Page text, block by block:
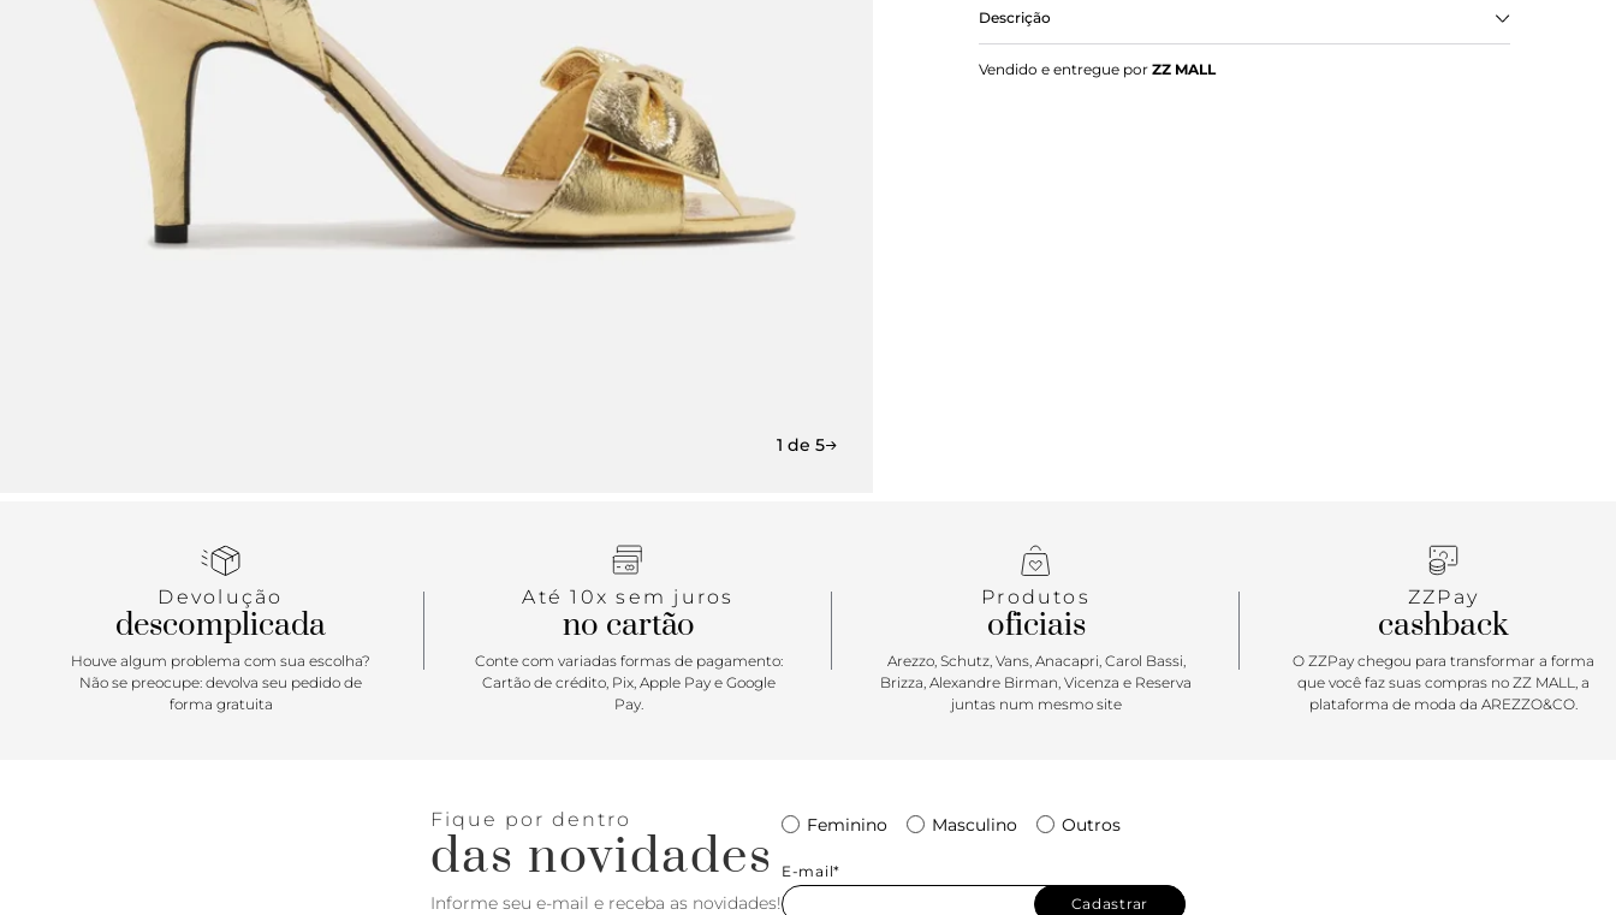
1 de 5
Descrição
Sandália Dourada Salto Médio Laço
Vendido e entregue por ZZ MALL
Devolução
descomplicada
Houve algum problema com sua escolha?
Não se preocupe: devolva seu pedido de
forma gratuita
Até 10x sem juros
no cartão
Conte com variadas formas de pagamento:
Cartão de crédito, Pix, Apple Pay e Google
Pay.
Produtos
oficiais
Arezzo, Schutz, Vans, Anacapri, Carol Bassi,
Brizza, Alexandre Birman, Vicenza e Reserva
juntas num mesmo site
ZZPay
cashback
O ZZPay chegou para transformar a forma
que você faz suas compras no ZZ MALL, a
plataforma de moda da AREZZO&CO.
Fique por dentro
das novidades
Informe seu e-mail e receba as novidades!
Feminino Masculino Outros
E-mail*
Cadastrar